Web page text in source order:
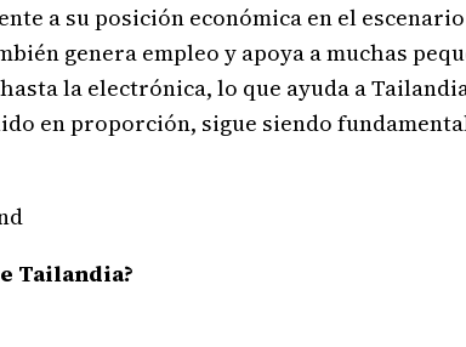
a su posición económica en el
genera empleo y apoya a muchas
la electrónica, lo que ayuda a
en proporción, sigue siendo
Tailandia?